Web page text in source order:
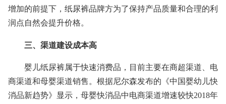
增加的前提下，纸尿裤品牌方为了保持产品质量和合理的利
润点自然会提升价格。
三、渠道建设成本高
婴儿纸尿裤属于快速消费品，目前主要在商超渠道、电
商渠道和母婴渠道销售。根据尼尔森发布的《中国婴幼儿快
消品新趋势》显示，母婴快消品中电商渠道增速较快2018年